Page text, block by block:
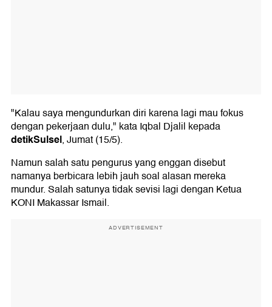
"Kalau saya mengundurkan diri karena lagi mau fokus
dengan pekerjaan dulu," kata Iqbal Djalil kepada
detikSulsel, Jumat (15/5).
Namun salah satu pengurus yang enggan disebut
namanya berbicara lebih jauh soal alasan mereka
mundur. Salah satunya tidak sevisi lagi dengan Ketua
KONI Makassar Ismail.
ADVERTISEMENT